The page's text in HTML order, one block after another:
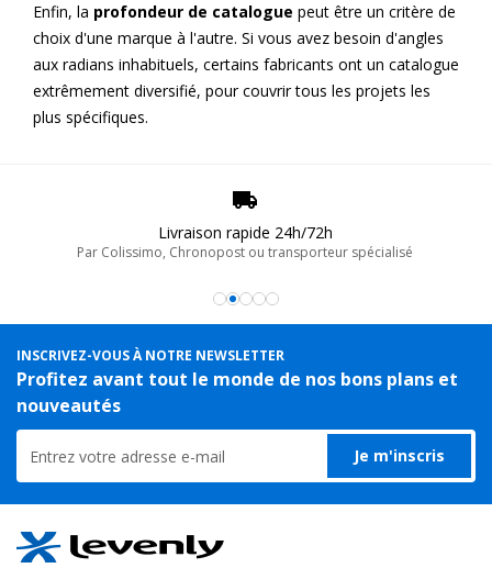
Enfin, la profondeur de catalogue peut être un critère de
choix d'une marque à l'autre. Si vous avez besoin d'angles
aux radians inhabituels, certains fabricants ont un catalogue
extrêmement diversifié, pour couvrir tous les projets les
plus spécifiques.
Livraison rapide 24h/72h
Par Colissimo, Chronopost ou transporteur spécialisé
INSCRIVEZ-VOUS À NOTRE NEWSLETTER
Profitez avant tout le monde de nos bons plans et
nouveautés
Je m'inscris